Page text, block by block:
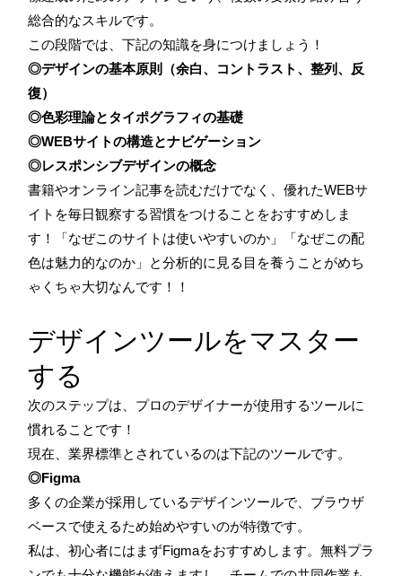
総合的なスキルです。
この段階では、下記の知識を身につけましょう！
◎デザインの基本原則（余白、コントラスト、整列、反
復）
◎色彩理論とタイポグラフィの基礎
◎WEBサイトの構造とナビゲーション
◎レスポンシブデザインの概念
書籍やオンライン記事を読むだけでなく、優れたWEBサ
イトを毎日観察する習慣をつけることをおすすめしま
す！「なぜこのサイトは使いやすいのか」「なぜこの配
色は魅力的なのか」と分析的に見る目を養うことがめち
ゃくちゃ大切なんです！！
デザインツールをマスター
する
次のステップは、プロのデザイナーが使用するツールに
慣れることです！
現在、業界標準とされているのは下記のツールです。
◎Figma
多くの企業が採用しているデザインツールで、ブラウザ
ベースで使えるため始めやすいのが特徴です。
私は、初心者にはまずFigmaをおすすめします。無料プラ